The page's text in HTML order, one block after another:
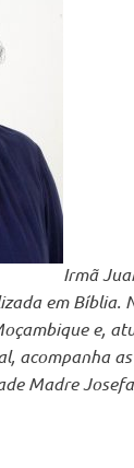
Irmã
em Bíblia.
e,
acompanha
Madre